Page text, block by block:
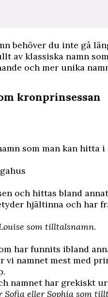
behöver du inte gå
av klassiska namn
och mer unika
kronprinsessan
som man kan hitta
och hittas bland
hjältinna och har
som tilltalsnamn.
har funnits ibland
vi namnet mest med
namnet har grekiskt
Sofia eller Sophia som